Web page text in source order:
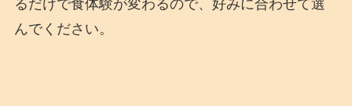
るだけで食体験が変わるので、好みに合わせて選
んでください。